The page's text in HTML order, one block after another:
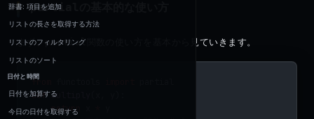
辞書: 項目を追加
リストの長さを取得する方法
リストのフィルタリング
リストのソート
日付と時間
日付を加算する
今日の日付を取得する
partial
まず、partial 関数の使い方を基本から見ていきます。
from
def multiply
    return